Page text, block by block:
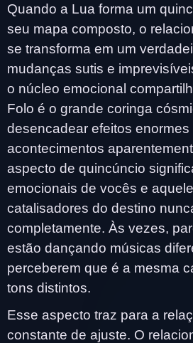
Quando a Lua forma um
seu mapa composto, o
se transforma em um
mudanças sutis e
o núcleo emocional
Folo é o grande coringa
desencadear efeitos enormes
acontecimentos
aspecto de quincúncio
emocionais de vocês e
catalisadores do destino
completamente. Às vezes,
estão dançando músicas
perceberem que é a mesma
tons distintos.
Esse aspecto traz para a
constante de ajuste. O